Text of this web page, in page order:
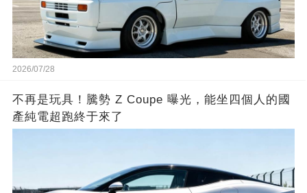
2026/07/28
不再是玩具！騰勢 Z Coupe 曝光，能坐四個人的國
產純電超跑終于來了